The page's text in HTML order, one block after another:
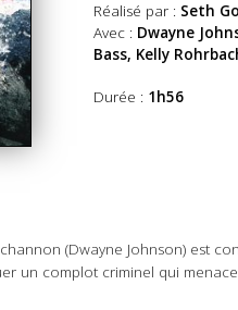
Réalisé par : Seth
Avec : Dwayne
Bass, Kelly
Durée : 1h56
(Dwayne Johnson) est
un complot criminel qui